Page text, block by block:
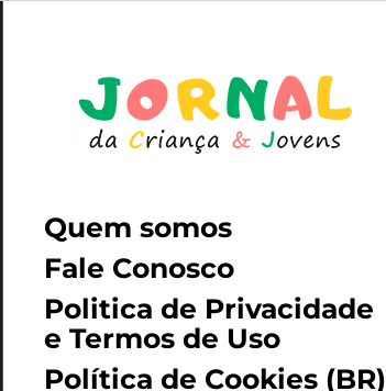
Quem somos
Fale Conosco
Politica de Privacidade
e Termos de Uso
Política de Cookies (BR)